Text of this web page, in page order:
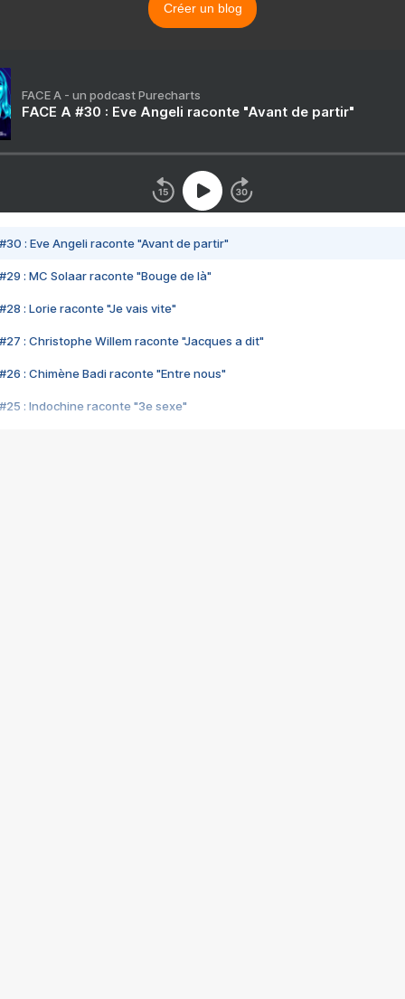
Créer un blog
FACE A - un podcast Purecharts
FACE A #30 : Eve Angeli raconte "Avant de partir"
#30 : Eve Angeli raconte "Avant de partir"
#29 : MC Solaar raconte "Bouge de là"
#28 : Lorie raconte "Je vais vite"
#27 : Christophe Willem raconte "Jacques a dit"
#26 : Chimène Badi raconte "Entre nous"
#25 : Indochine raconte "3e sexe"